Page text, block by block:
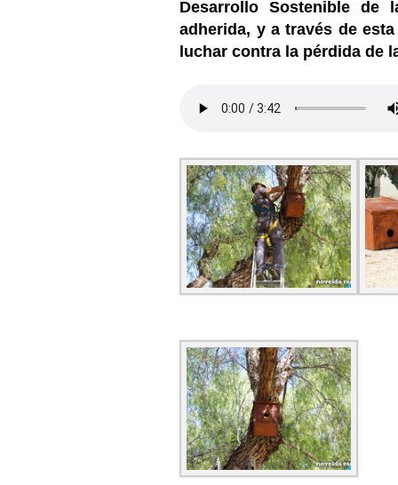
Desarrollo Sostenible de
adherida, y a través de
luchar contra la pérdida de